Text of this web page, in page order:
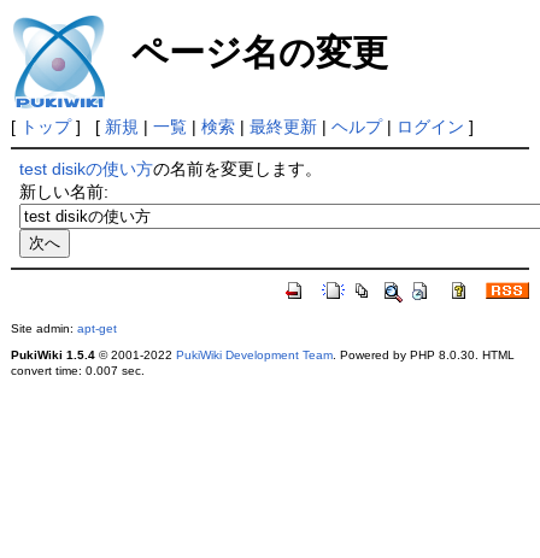
ページ名の変更
[ トップ] [ 新規 | 一覧| 検索| 最終更新| ヘルプ| ログイン ]
test disikの使い方の名前を変更します。
新しい名前:
Site admin: apt-get
PukiWiki 1.5.4© 2001-2022 PukiWiki Development Team. Powered by PHP 8.0.30. HTML
convert time: 0.007 sec.